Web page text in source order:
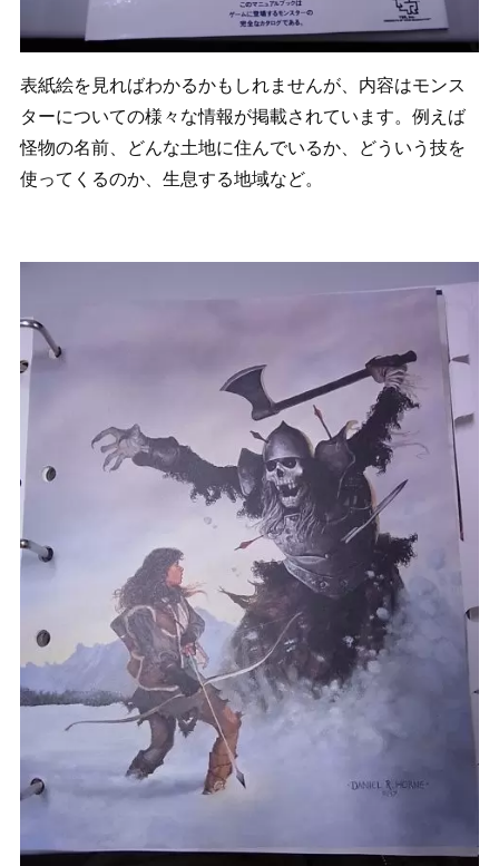
表紙絵を見ればわかるかもしれませんが、内容はモンス
ターについての様々な情報が掲載されています。例えば
怪物の名前、どんな土地に住んでいるか、どういう技を
使ってくるのか、生息する地域など。